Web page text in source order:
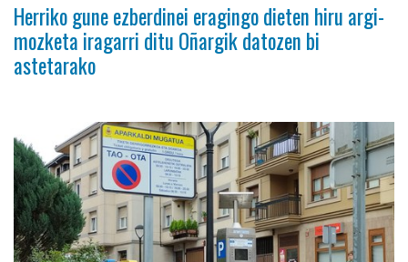
Herriko gune ezberdinei eragingo dieten hiru argi-
mozketa iragarri ditu Oñargik datozen bi
astetarako